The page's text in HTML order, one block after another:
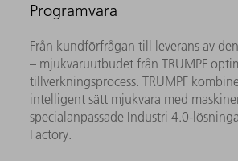
Programvara
Från kundförfrågan till leverans av
– mjukvaruutbudet från TRUMPF
tillverkningsprocess. TRUMPF
intelligent sätt mjukvara med
specialanpassade Industri 4.0-
Factory.